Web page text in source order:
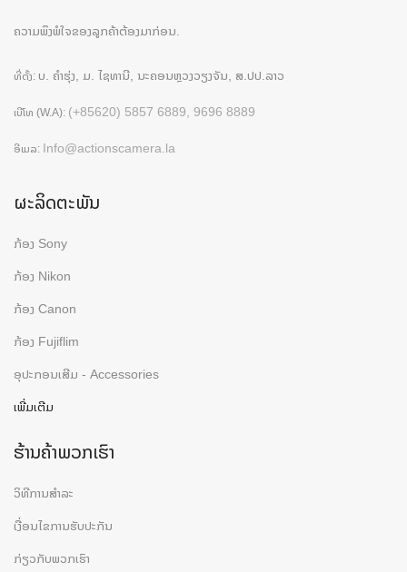
ຄວາມພຶງພໍໃຈຂອງລູກຄ້າຕ້ອງມາກ່ອນ.
ທີ່ຕັ້ງ: ບ. ຄຳຮຸ່ງ, ມ. ໄຊທານີ, ນະຄອນຫຼວງວຽງຈັນ, ສ.ປປ.ລາວ
ເບີໂທ (W.A): (+85620) 5857 6889, 9696 8889
ອີເມລ: Info@actionscamera.la
ຜະລິດຕະພັນ
ກ້ອງ Sony
ກ້ອງ Nikon
ກ້ອງ Canon
ກ້ອງ Fujiflim
ອຸປະກອນເສີມ - Accessories
ເພີ່ມເຕີມ
ຮ້ານຄ້າພວກເຮົາ
ວິທີການສຳລະ
ເງື່ອນໄຂການຮັບປະກັນ
ກ່ຽວກັບພວກເຮົາ